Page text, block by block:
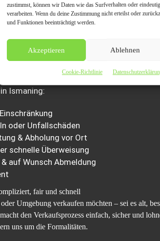
zustimmst, können wir Daten wie das Surfverhalten oder
verarbeiten. Wenn du deine Zustimmung nicht erteilst oder
und Funktionen beeinträchtigt werden.
Akzeptieren Ablehnen
Cookie-Richtlinie
unverbindliches Angebot – schnell und fair.
erstellen wir einen rechtssicheren
wir die Abmeldung bei der
Ismaning:
oder Unfallschäden
& Abholung vor Ort
schnelle Überweisung
auf Wunsch Abmeldung
fair und schnell
Umgebung verkaufen möchten – sei es alt,
den Verkaufsprozess einfach, sicher und
uns um die Formalitäten.